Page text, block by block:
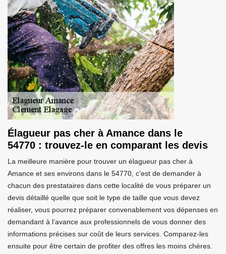
Élagueur pas cher à Amance dans le
54770 : trouvez-le en comparant les devis
La meilleure manière pour trouver un élagueur pas cher à
Amance et ses environs dans le 54770, c’est de demander à
chacun des prestataires dans cette localité de vous préparer un
devis détaillé quelle que soit le type de taille que vous devez
réaliser, vous pourrez préparer convenablement vos dépenses en
demandant à l’avance aux professionnels de vous donner des
informations précises sur coût de leurs services. Comparez-les
ensuite pour être certain de profiter des offres les moins chères.